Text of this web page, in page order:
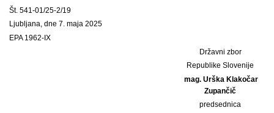
Št. 541-01/25-2/19
Ljubljana, dne 7. maja 2025
EPA 1962-IX
Državni zbor
Republike Slovenije
mag. Urška Klakočar
Zupančič
predsednica